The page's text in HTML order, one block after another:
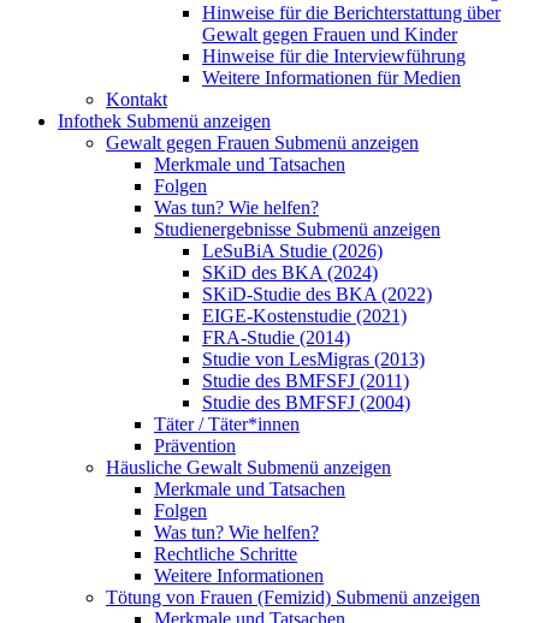
Hinweise für die Berichterstattung über
Gewalt gegen Frauen und Kinder
Hinweise für die Interviewführung
Weitere Informationen für Medien
Kontakt
Infothek Submenü anzeigen
Gewalt gegen Frauen Submenü anzeigen
Merkmale und Tatsachen
Folgen
Was tun? Wie helfen?
Studienergebnisse Submenü anzeigen
LeSuBiA Studie (2026)
SKiD des BKA (2024)
SKiD-Studie des BKA (2022)
EIGE-Kostenstudie (2021)
FRA-Studie (2014)
Studie von LesMigras (2013)
Studie des BMFSFJ (2011)
Studie des BMFSFJ (2004)
Täter / Täter*innen
Prävention
Häusliche Gewalt Submenü anzeigen
Merkmale und Tatsachen
Folgen
Was tun? Wie helfen?
Rechtliche Schritte
Weitere Informationen
Tötung von Frauen (Femizid) Submenü anzeigen
Merkmale und Tatsachen